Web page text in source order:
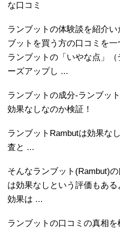
な口コミ
ランブットの体験談を紹介
ブットを買う方の口コミを
ランブットの「いやな点」
ーズアップし ...
ランブットの成分-ランブッ
効果なしなのか検証！
ランブットRambutは効果な
査と ...
そんなランブット(Rambut)
は効果なしという評価もあ
効果は ...
ランブットの口コミの真相